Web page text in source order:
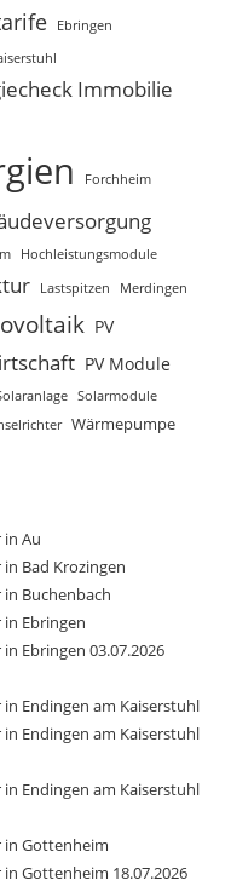
Ebringen
Immobilie
Forchheim
Hochleistungsmodule
Lastspitzen Merdingen
PV
PV Module
Solarmodule
Wärmepumpe
Au
Bad Krozingen
Buchenbach
Ebringen
Ebringen 03.07.2026
Endingen am Kaiserstuhl
Endingen am Kaiserstuhl
Endingen am Kaiserstuhl
Gottenheim
Gottenheim 18.07.2026